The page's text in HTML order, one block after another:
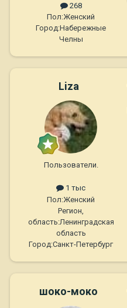
268
Пол:Женский
Город:Набережные
Челны
Liza
Пользователи.
1 тыс
Пол:Женский
Регион,
область:Ленинградская
область
Город:Санкт-Петербург
шоко-моко